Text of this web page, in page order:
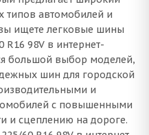
типов автомобилей и
ищете легковые шины
R16 98V в интернет-
большой выбор моделей,
шин для городской
и
с повышенными
и сцеплению на дороге.